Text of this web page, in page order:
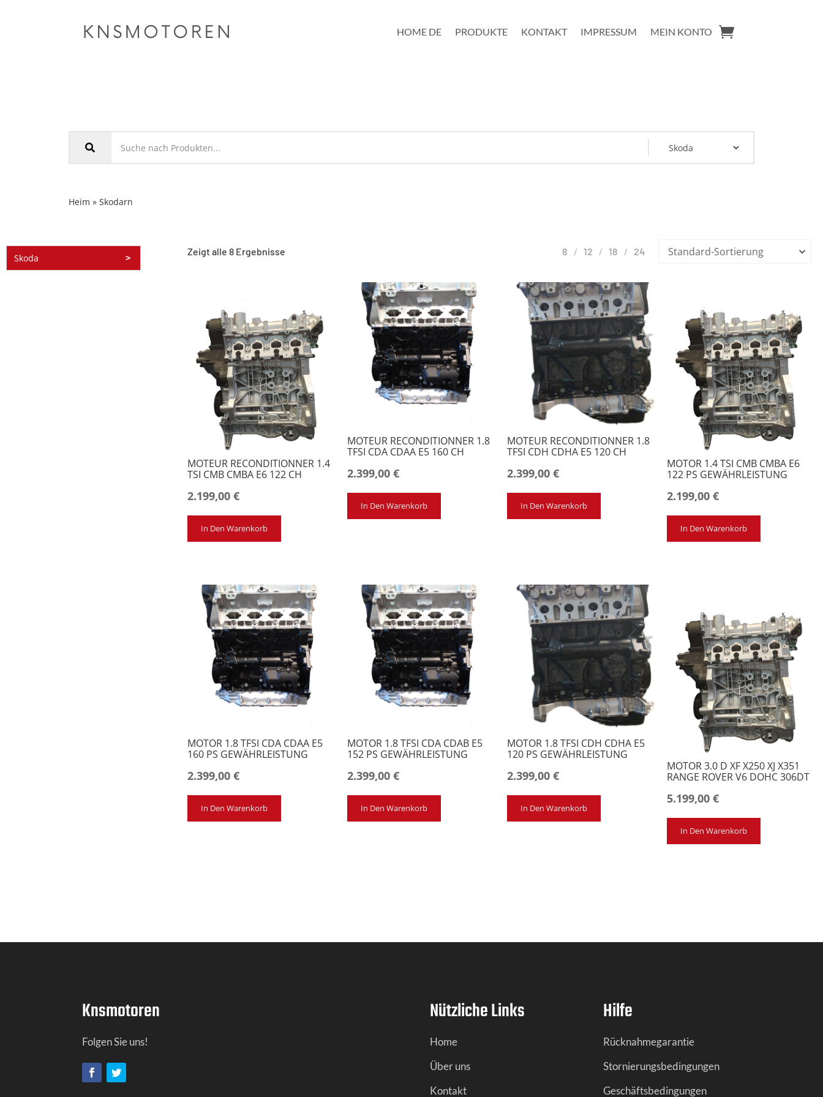
HOME DE PRODUKTE KONTAKT IMPRESSUM MEIN KONTO
Heim » Skodarn
Skoda
Zeigt alle 8 Ergebnisse 8 12 18 24
MOTEUR RECONDITIONNER 1.4
TSI CMB CMBA E6 122 CH
2.199,00 €
In Den Warenkorb
MOTEUR RECONDITIONNER 1.8
TFSI CDA CDAA E5 160 CH
2.399,00 €
In Den Warenkorb
MOTEUR RECONDITIONNER 1.8
TFSI CDH CDHA E5 120 CH
2.399,00 €
In Den Warenkorb
MOTOR 1.4 TSI CMB CMBA E6
122 PS GEWÄHRLEISTUNG
2.199,00 €
In Den Warenkorb
MOTOR 1.8 TFSI CDA CDAA E5
160 PS GEWÄHRLEISTUNG
2.399,00 €
In Den Warenkorb
MOTOR 1.8 TFSI CDA CDAB E5
152 PS GEWÄHRLEISTUNG
2.399,00 €
In Den Warenkorb
MOTOR 1.8 TFSI CDH CDHA E5
120 PS GEWÄHRLEISTUNG
2.399,00 €
In Den Warenkorb
MOTOR 3.0 D XF X250 XJ X351
RANGE ROVER V6 DOHC 306DT
5.199,00 €
In Den Warenkorb
Knsmotoren
Folgen Sie uns!
Nützliche Links
Home
Über uns
Kontakt
Hilfe
Rücknahmegarantie
Stornierungsbedingungen
Geschäftsbedingungen